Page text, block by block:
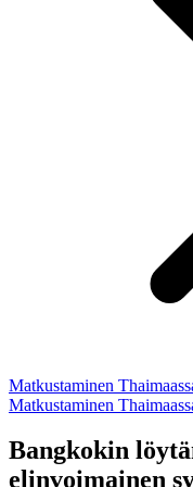
Matkustaminen
Matkustaminen
Bangkokin
elinvoimainen